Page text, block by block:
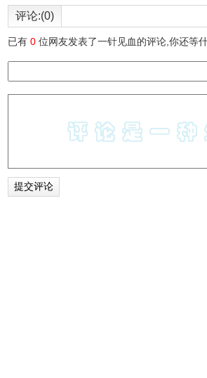
评论:(0)
已有0 位网友发表了一针见血的评论,你还等